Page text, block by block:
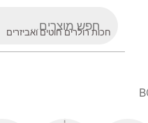
חכות רולרים חוטים ואביזרים